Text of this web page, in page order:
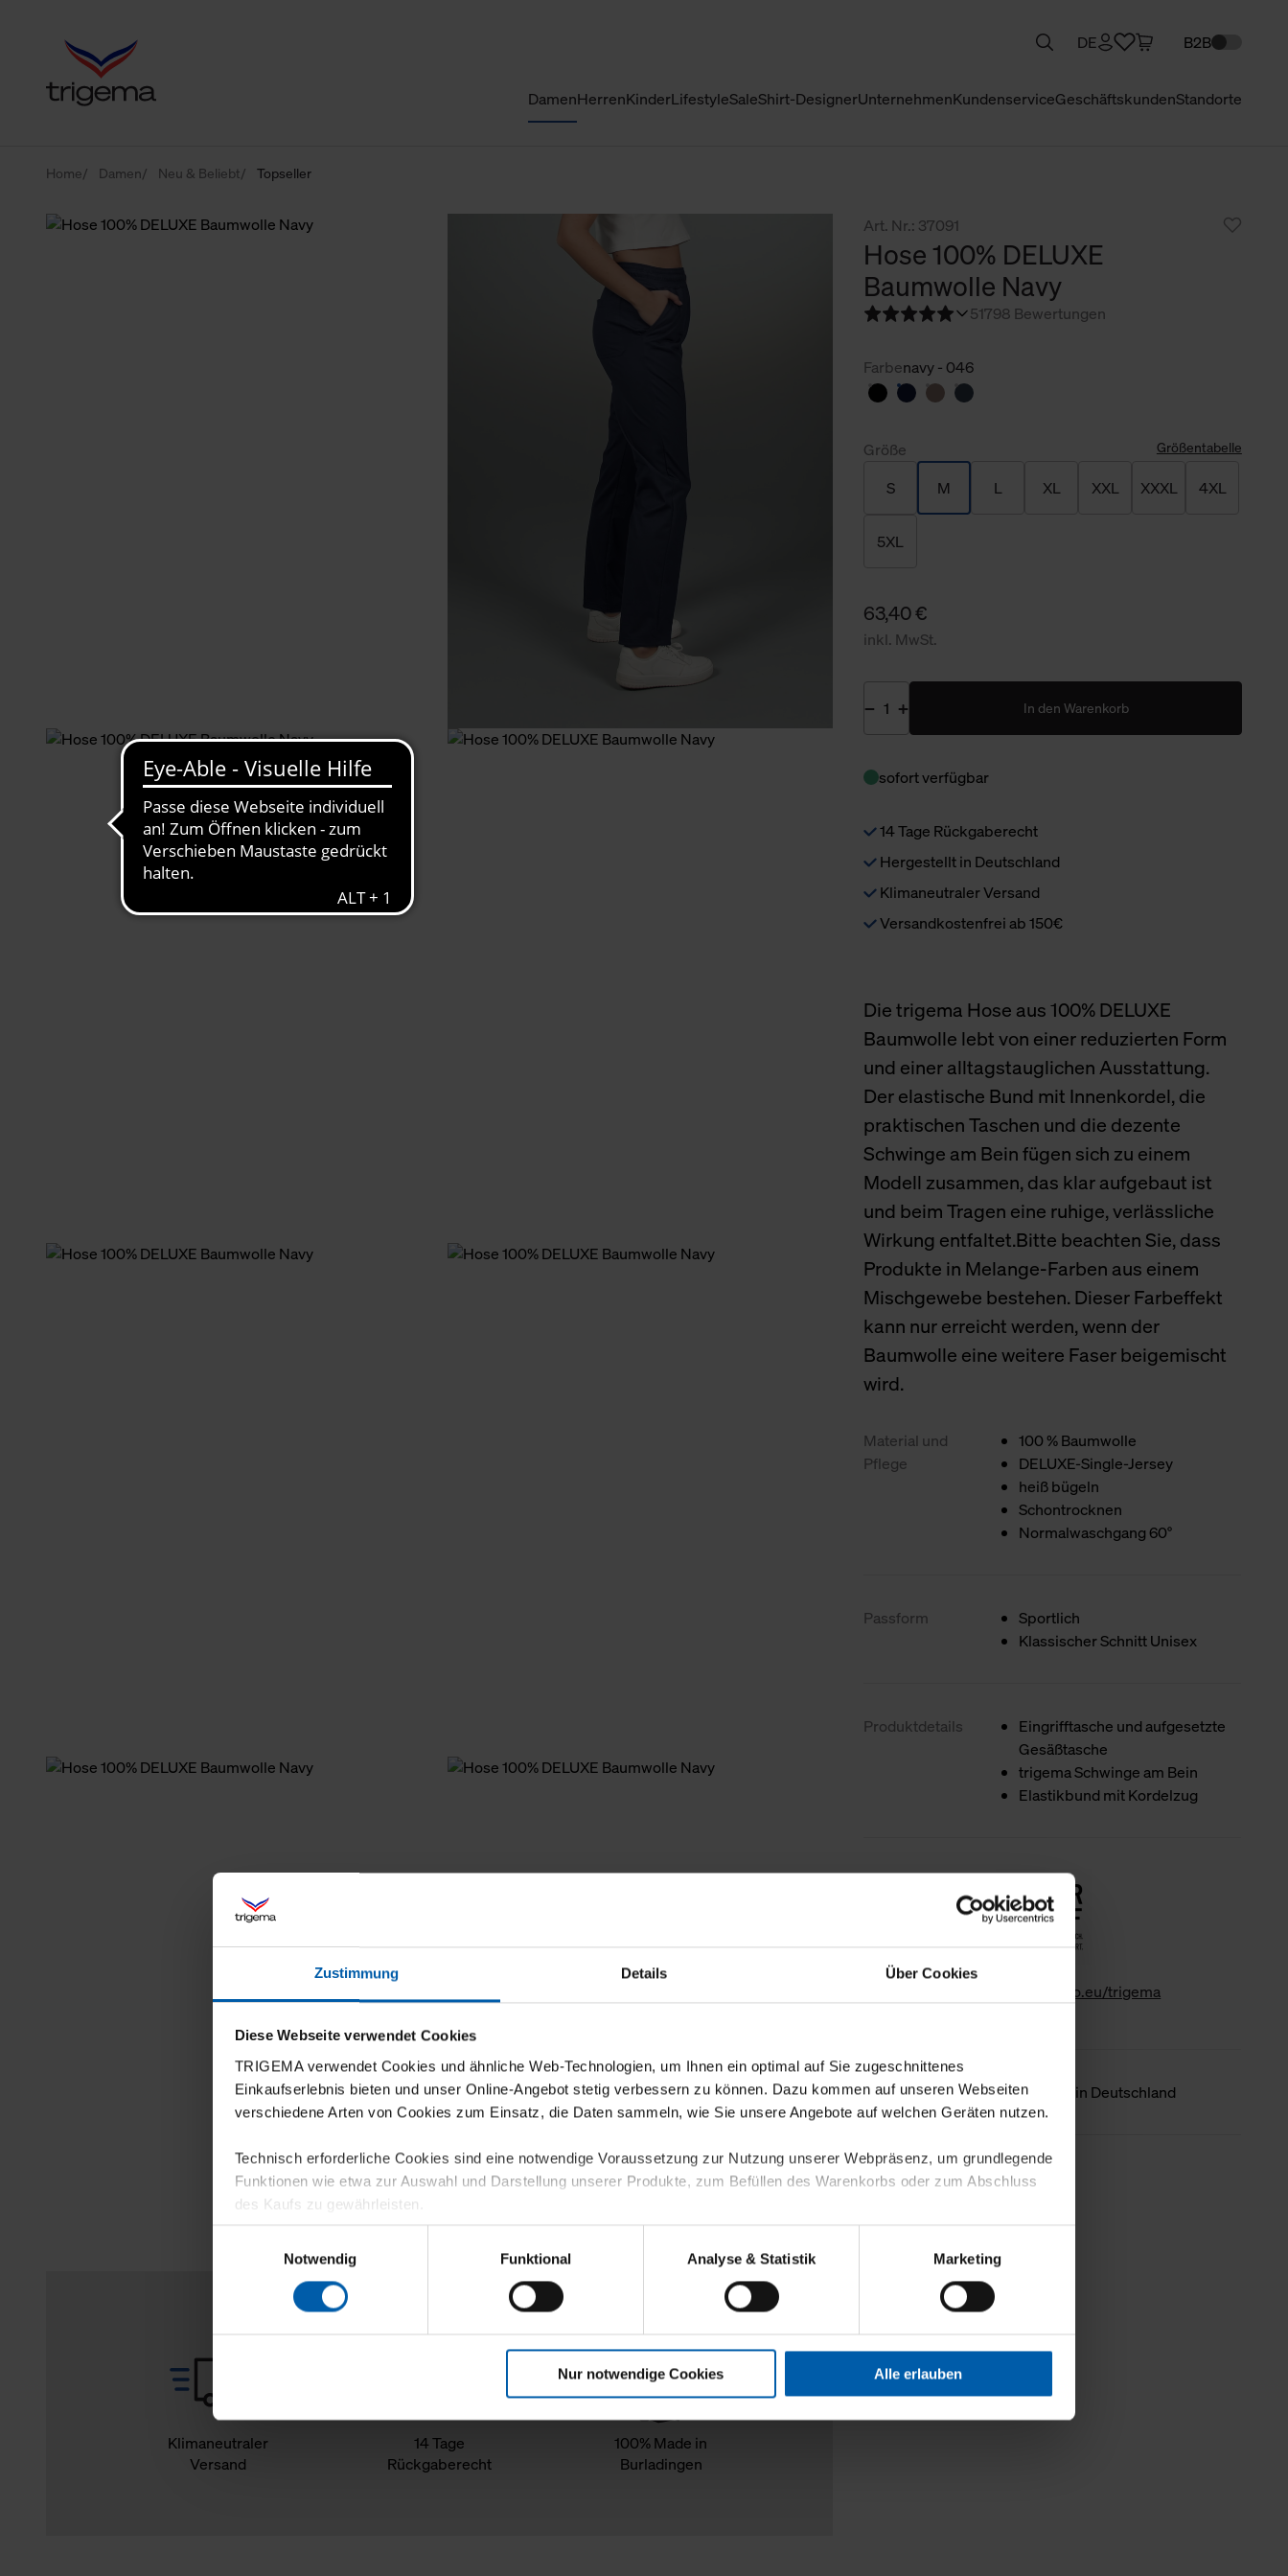
Zustimmung Details Über Cookies
Diese Webseite verwendet Cookies
TRIGEMA verwendet Cookies und ähnliche Web-Technologien, um Ihnen ein optimal auf Sie zugeschnittenes
Einkaufserlebnis bieten und unser Online-Angebot stetig verbessern zu können. Dazu kommen auf unseren Webseiten
verschiedene Arten von Cookies zum Einsatz, die Daten sammeln, wie Sie unsere Angebote auf welchen Geräten nutzen.
Technisch erforderliche Cookies sind eine notwendige Voraussetzung zur Nutzung unserer Webpräsenz, um grundlegende
Funktionen wie etwa zur Auswahl und Darstellung unserer Produkte, zum Befüllen des Warenkorbs oder zum Abschluss
des Kaufs zu gewährleisten.
Für die Darstellung personalisierter Angebote, Anzeigen und Inhalte aufgrund Ihres Nutzerverhaltens und Ihres Profils
sowie für Marketing-, Statistik- und Tracking-Zwecke zur Analyse und Optimierung unserer Webpräsenz speichern wir
personenbezogene Informationen. Diese übermitteln wir in anonymisierter Form an Dritte wie etwa unsere
Klicken Sie auf "Alle erlauben", damit wir alle Cookies und Web-Technologien für Ihr personalisiertes Einkaufserlebnis
verwenden dürfen. Über die jeweiligen Schaltflächen können Sie die Arten der Cookies selbst festlegen, die Sie erlauben
Notwendig
Funktional Analyse & Statistik Marketing
Nur notwendige Cookies Alle erlauben
DamenHerrenKinderLifestyleSaleShirt-DesignerUnternehmenKundenserviceGeschäftskundenStandorte
DE B2B
Home Damen Neu & Beliebt Topseller
Klimaneutraler
Versand
14 Tage
Rückgaberecht
100% Made in
Burladingen
Art. Nr.: 37091
Hose 100% DELUXE
Baumwolle Navy
51798 Bewertungen
Farbenavy - 046
Größe Größentabelle
S M L XL XXL XXXL 4XL
5XL
63,40 €
inkl. MwSt.
In den Warenkorb
sofort verfügbar
14 Tage Rückgaberecht
Hergestellt in Deutschland
Klimaneutraler Versand
Versandkostenfrei ab 150€
Die trigema Hose aus 100% DELUXE
Baumwolle lebt von einer reduzierten Form
und einer alltagstauglichen Ausstattung.
Der elastische Bund mit Innenkordel, die
praktischen Taschen und die dezente
Schwinge am Bein fügen sich zu einem
Modell zusammen, das klar aufgebaut ist
und beim Tragen eine ruhige, verlässliche
Wirkung entfaltet.Bitte beachten Sie, dass
Produkte in Melange-Farben aus einem
Mischgewebe bestehen. Dieser Farbeffekt
kann nur erreicht werden, wenn der
Baumwolle eine weitere Faser beigemischt
wird.
Material und
Pflege
100 % Baumwolle
DELUXE-Single-Jersey
heiß bügeln
Schontrocknen
Normalwaschgang 60°
Passform
Sportlich
Klassischer Schnitt Unisex
Produktdetails
Eingrifftasche und aufgesetzte
Gesäßtasche
trigema Schwinge am Bein
Elastikbund mit Kordelzug
Nachhaltigkeit
www.gk-info.eu/trigema
Ursprungsland Hergestellt in Deutschland
Weniger Details